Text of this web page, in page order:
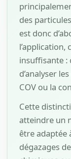
des
est donc
insuffisante :
d’analyser
COV ou la
Cette
atteindre un
être adaptée
dégazages